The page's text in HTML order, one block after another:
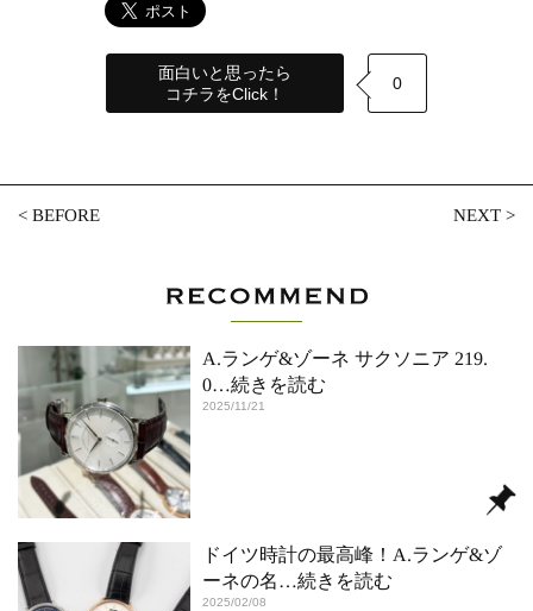
面白いと思ったら
コチラをClick！
0
<BEFORE NEXT>
A.ランゲ&ゾーネ サクソニア 219.
0…続きを読む
2025/11/21
ドイツ時計の最高峰！A.ランゲ&ゾ
ーネの名 …続きを読む
2025/02/08